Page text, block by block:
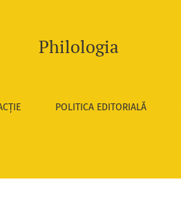
rece, de Mihaela Perciun
Philologia
POLITICA EDITORIALĂ